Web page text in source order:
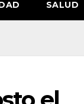
SALUD